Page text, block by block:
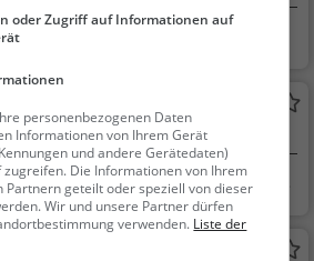
Worb, Schweiz
n, Frühstück, Gebäck
/ Teigwaren, Vegetari
sch
in Worb
Worb, Schweiz
Restaurant, Aben
dessen, Mittagessen
oder Zugriff auf Informationen auf
personenbezogenen Daten
Informationen von Ihrem Gerät
und andere Gerätedaten)
Die Informationen von Ihrem
Partnern geteilt oder speziell von dieser
Wir und unsere Partner dürfen
verwenden. Liste der